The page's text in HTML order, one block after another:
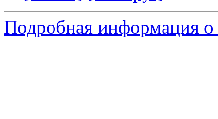
Подробная информация